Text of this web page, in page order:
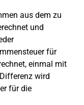
aus dem zu
und
für
einmal mit
wird
für die